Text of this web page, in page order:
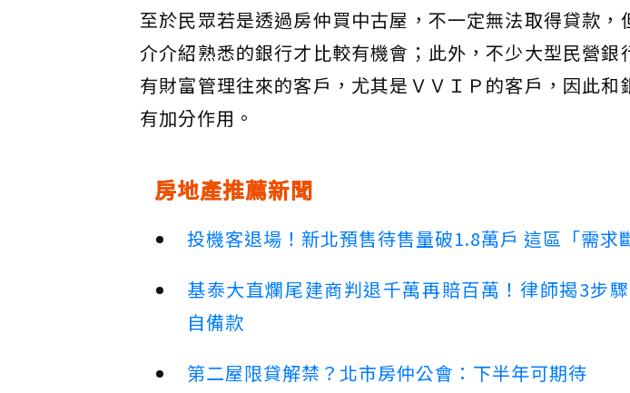
至於民眾若是透過房仲買中古屋，不一定無法取得貸款
介介紹熟悉的銀行才比較有機會；此外，不少大型民營
有財富管理往來的客戶，尤其是ＶＶＩＰ的客戶，因此
有加分作用。
房地產推薦新聞
投機客退場！新北預售待售量破1.8萬戶 這區「需求
基泰大直爛尾建商判退千萬再賠百萬！律師揭3步
自備款
第二屋限貸解禁？北市房仲公會：下半年可期待